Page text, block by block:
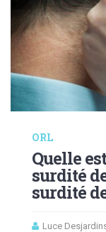
ORL
Quelle
surdité
surdité
Luce